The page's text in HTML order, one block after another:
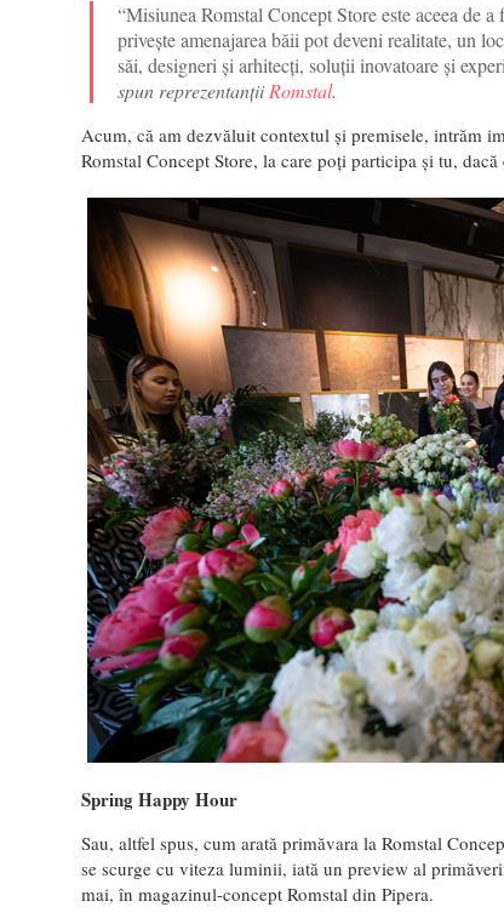
“Misiunea Romstal Concept Store este aceea de
privește amenajarea băii pot deveni realitate, un
săi, designeri și arhitecți, soluții inovatoare și
spun reprezentanțiiRomstal.
Acum, că am dezvăluit contextul și premisele, intrăm
Romstal Concept Store, la care poți participa și tu,
Spring Happy Hour
Sau, altfel spus, cum arată primăvara la Romstal
se scurge cu viteza luminii, iată un preview al
mai, în magazinul-concept Romstal din Pipera.